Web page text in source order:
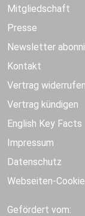
Mitgliedschaft
Presse
Newsletter
Kontakt
Vertrag widerrufen
Vertrag kündigen
English Key Facts
Impressum
Datenschutz
Webseiten-
Gefördert vom: